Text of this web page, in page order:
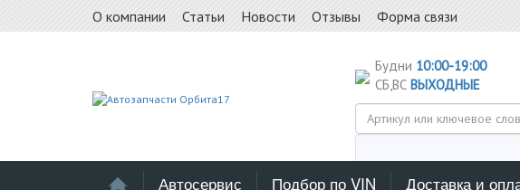
О компании Статьи Новости Отзывы Форма связи
Будни 10:00-19:00
СБ,ВС ВЫХОДНЫЕ
Автосервис Подбор по VIN Доставка и